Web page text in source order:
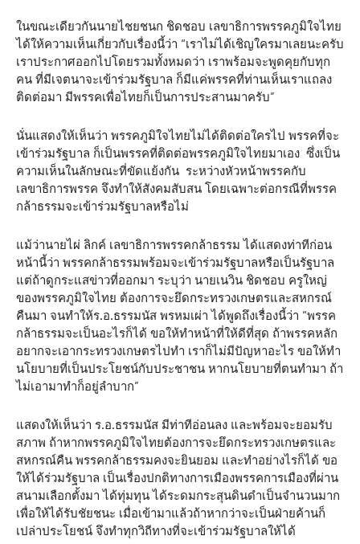
ในขณะเดียวกันนายไชยชนก ชิดชอบ เลขาธิการพรรคภูมิใจไทย
ได้ให้ความเห็นเกี่ยวกับเรื่องนี้ว่า “เราไม่ได้เชิญใครมาเลยนะครับ
เราประกาศออกไปโดยรวมทั้งหมดว่า เราพร้อมจะพูดคุยกับทุก
คน ที่มีเจตนาจะเข้าร่วมรัฐบาล ก็มีแค่พรรคที่ท่านเห็นเราแถลง
ติดต่อมา มีพรรคเพื่อไทยก็เป็นการประสานมาครับ”
นั่นแสดงให้เห็นว่า พรรคภูมิใจไทยไม่ได้ติดต่อใครไป พรรคที่จะ
เข้าร่วมรัฐบาล ก็เป็นพรรคที่ติดต่อพรรคภูมิใจไทยมาเอง ซึ่งเป็น
ความเห็นในลักษณะที่ขัดแย้งกัน ระหว่างหัวหน้าพรรคกับ
เลขาธิการพรรค จึงทำให้สังคมสับสน โดยเฉพาะต่อกรณีที่พรรค
กล้าธรรมจะเข้าร่วมรัฐบาลหรือไม่
แม้ว่านายไผ่ ลิกค์ เลขาธิการพรรคกล้าธรรม ได้แสดงท่าทีก่อน
หน้านี้ว่า พรรคกล้าธรรมพร้อมจะเข้าร่วมรัฐบาลหรือเป็นรัฐบาล
แต่ถ้าดูกระแสข่าวที่ออกมา ระบุว่า นายเนวิน ชิดชอบ ครูใหญ่
ของพรรคภูมิใจไทย ต้องการจะยึดกระทรวงเกษตรและสหกรณ์
คืนมา จนทำให้ร.อ.ธรรมนัส พรหมเผ่า ได้พูดถึงเรื่องนี้ว่า “พรรค
กล้าธรรมจะเป็นอะไรก็ได้ ขอให้ทำหน้าที่ให้ดีที่สุด ถ้าพรรคหลัก
อยากจะเอากระทรวงเกษตรไปทำ เราก็ไม่มีปัญหาอะไร ขอให้ทำ
นโยบายที่เป็นประโยชน์กับประชาชน หากนโยบายที่ตนทำมา ถ้า
ไม่เอามาทำก็อยู่ลำบาก”
แสดงให้เห็นว่า ร.อ.ธรรมนัส มีท่าทีอ่อนลง และพร้อมจะยอมรับ
สภาพ ถ้าหากพรรคภูมิใจไทยต้องการจะยึดกระทรวงเกษตรและ
สหกรณ์คืน พรรคกล้าธรรมคงจะยินยอม และทำอย่างไรก็ได้ ขอ
ให้ได้ร่วมรัฐบาล เป็นเรื่องปกติทางการเมืองพรรคการเมืองที่ผ่าน
สนามเลือกตั้งมา ได้ทุ่มทุน ได้ระดมกระสุนดินดำเป็นจำนวนมาก
เพื่อให้ได้รับชัยชนะ เมื่อเข้ามาแล้วถ้าหากว่าจะเป็นฝ่ายค้านก็
เปล่าประโยชน์ จึงทำทุกวิถีทางที่จะเข้าร่วมรัฐบาลให้ได้